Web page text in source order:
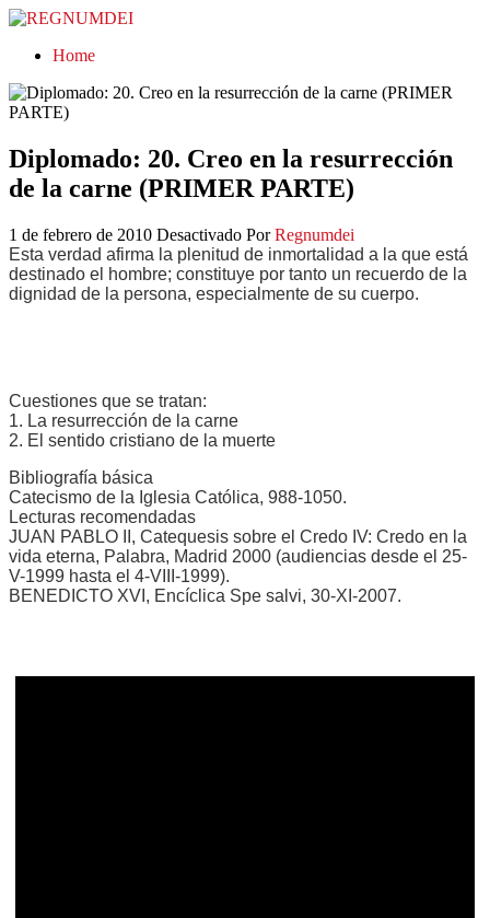
REGNUMDEI
Home
Diplomado: 20. Creo en la resurrección
de la carne (PRIMER PARTE)
1 de febrero de 2010 Desactivado Por Regnumdei
Esta verdad afirma la plenitud de inmortalidad a la que está
destinado el hombre; constituye por tanto un recuerdo de la
dignidad de la persona, especialmente de su cuerpo.
Cuestiones que se tratan:
1. La resurrección de la carne
2. El sentido cristiano de la muerte
Bibliografía básica
Catecismo de la Iglesia Católica, 988-1050.
Lecturas recomendadas
JUAN PABLO II, Catequesis sobre el Credo IV: Credo en la
vida eterna, Palabra, Madrid 2000 (audiencias desde el 25-
V-1999 hasta el 4-VIII-1999).
BENEDICTO XVI, Encíclica Spe salvi, 30-XI-2007.